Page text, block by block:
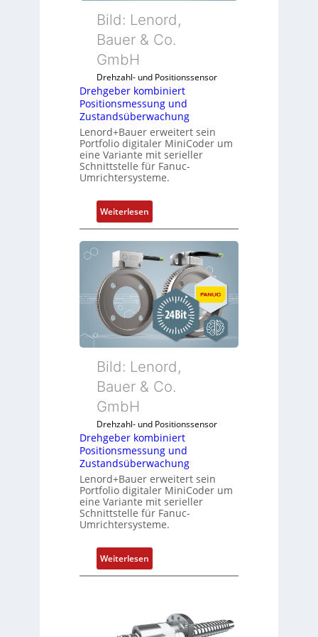
Bild: Lenord,
Bauer & Co.
GmbH
Drehzahl- und Positionssensor
Drehgeber kombiniert
Positionsmessung und
Zustandsüberwachung
Lenord+Bauer erweitert sein
Portfolio digitaler MiniCoder um
eine Variante mit serieller
Schnittstelle für Fanuc-
Umrichtersysteme.
Weiterlesen:
D
r
e
g
e
b
e
r
o
m
n
i
e
r
t
P
o
t
s
Bild: Lenord,
Bauer & Co.
GmbH
Drehzahl- und Positionssensor
Drehgeber kombiniert
Positionsmessung und
Zustandsüberwachung
Lenord+Bauer erweitert sein
Portfolio digitaler MiniCoder um
eine Variante mit serieller
Schnittstelle für Fanuc-
Umrichtersysteme.
Weiterlesen:
D
g